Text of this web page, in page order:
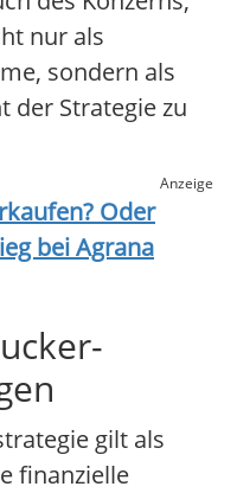
nur als
sondern als
der Strategie zu
Anzeige
Oder
beiAgrana
gilt als
finanzielle